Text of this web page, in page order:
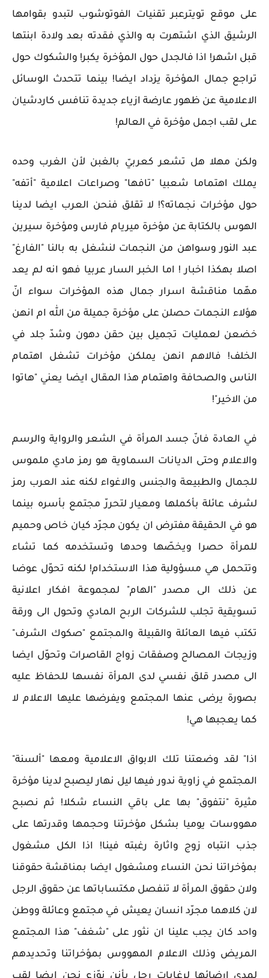
على موقع تويترعبر تقنيات الفوتوشوب لتبدو بقوامها
الرشيق الذي اشتهرت به والذي فقدته بعد ولادة ابنتها
قبل اشهر! اذا فالجدل حول المؤخرة يكبر! والشكوك حول
تراجع جمال المؤخرة يزداد ايضا! بينما تتحدث الوسائل
الاعلامية عن ظهور عارضة ازياء جديدة تنافس كاردشيان
على لقب اجمل مؤخرة في العالم!
ولكن مهلا هل تشعر كعربيّ بالغبن لأن الغرب وحده
يملك اهتماما شعبيا "تافها" وصراعات اعلامية "أتفه"
حول مؤخرات نجماته؟! لا تقلق فنحن العرب ايضا لدينا
الهوس بالكتابة عن مؤخرة ميريام فارس ومؤخرة سيرين
عبد النور وسواهن من النجمات لنشغل به بالنا "الفارغ"
اصلا بهكذا اخبار ! اما الخبر السار عربيا فهو انه لم يعد
مهّما مناقشة اسرار جمال هذه المؤخرات سواء انّ
هؤلاء النجمات حصلن على مؤخرة جميلة من الله ام انهن
خضعن لعمليات تجميل بين حقن دهون وشدّ جلد في
الخلف! فالاهم انهن يملكن مؤخرات تشغل اهتمام
الناس والصحافة واهتمام هذا المقال ايضا يعني "هاتوا
من الاخير"!
في العادة فانّ جسد المرأة في الشعر والرواية والرسم
والاعلام وحتى الديانات السماوية هو رمز مادي ملموس
للجمال والطبيعة والجنس والاغواء لكنه عند العرب رمز
لشرف عائلة بأكملها ومعيار لتحررّ مجتمع بأسره بينما
هو في الحقيقة مفترض ان يكون مجرّد كيان خاص وحميم
للمرأة حصرا ويخصّها وحدها وتستخدمه كما تشاء
وتتحمل هي مسؤولية هذا الاستخدام! لكنه تحوّل عوضا
عن ذلك الى مصدر "الهام" لمجموعة افكار اعلانية
تسويقية تجلب للشركات الربح المادي وتحول الى ورقة
تكتب فيها العائلة والقبيلة والمجتمع "صكوك الشرف"
وزيجات المصالح وصفقات زواج القاصرات وتحوّل ايضا
الى مصدر قلق نفسي لدى المرأة نفسها للحفاظ عليه
بصورة يرضى عنها المجتمع ويفرضها عليها الاعلام لا
كما يعجبها هي!
اذا" لقد وضعتنا تلك الابواق الاعلامية ومعها "ألسنة"
المجتمع في زاوية ندور فيها ليل نهار ليصبح لدينا مؤخرة
مثيرة "نتفوق" بها على باقي النساء شكلا! ثم نصبح
مهووسات يوميا بشكل مؤخرتنا وحجمها وقدرتها على
جذب انتباه زوج واثارة رغبته فينا! اذا الكل مشغول
بمؤخراتنا نحن النساء ومشغول ايضا بمناقشة حقوقنا
ولان حقوق المرأة لا تنفصل مكتساباتها عن حقوق الرجل
لان كلاهما مجرّد انسان يعيش في مجتمع وعائلة ووطن
واحد كان يجب علينا ان نثور على "شغف" هذا المجتمع
المريض وذلك الاعلام المهووس بمؤخراتنا وتحديدهم